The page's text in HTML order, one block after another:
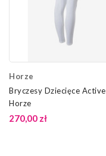
Horze
Bryczesy Dziecięce Active
Horze
270,00 zł